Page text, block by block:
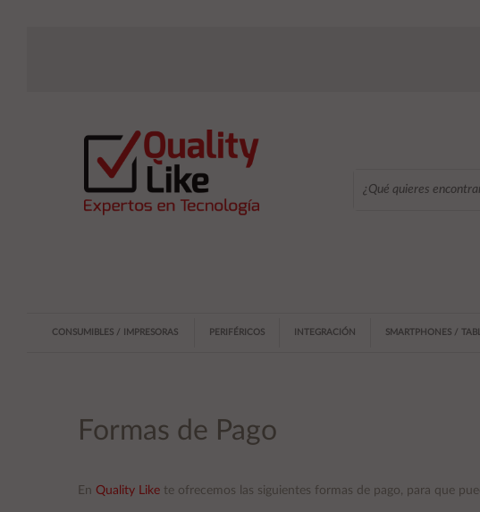
CONSUMIBLES / IMPRESORAS PERIFÉRICOS INTEGRACIÓN SMARTPHONES /
Formas de Pago
En Quality Like te ofrecemos las siguientes formas de pago, para que